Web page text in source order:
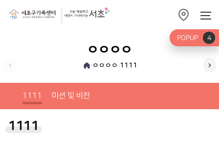
ㅇㅇㅇㅇ
› ㅇㅇㅇㅇ ›1111 미
1111 미션 및 비전
1111
POPUP 4